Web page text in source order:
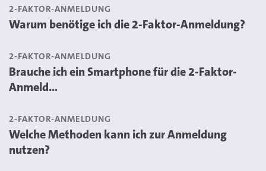
2-FAKTOR-ANMELDUNG
Warum benötige ich die 2-Faktor-Anmeldung?
2-FAKTOR-ANMELDUNG
Brauche ich ein Smartphone für die 2-Faktor-
Anmeld...
2-FAKTOR-ANMELDUNG
Welche Methoden kann ich zur Anmeldung
nutzen?